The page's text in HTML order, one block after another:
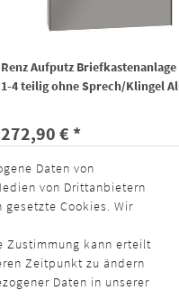
Renz Aufputz Briefkastenanlage
1-4 teilig ohne Sprech/Klingel
272,90 € *
*inkl. ges. MwSt. zzgl.
Lieferzeit ca. 4 - 6 Wochen
Daten von
von Drittanbietern
Cookies. Wir
Zustimmung kann erteilt
Zeitpunkt zu ändern
Daten in unserer